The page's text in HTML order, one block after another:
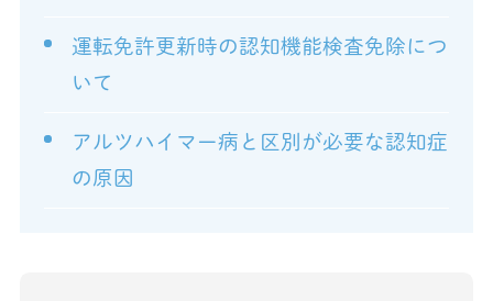
運転免許更新時の認知機能検査免除につ
いて
アルツハイマー病と区別が必要な認知症
の原因